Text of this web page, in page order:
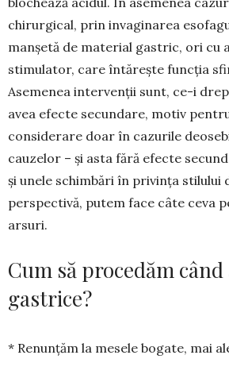
chirurgical, prin invagi­narea
manșetă de mate­rial gastric, ori
stimulator, care întărește func­ția
Ase­menea intervenții sunt, ce-i
avea efecte secundare, motiv
considerare doar în cazurile
cauzelor – și asta fără efecte
și unele schimbări în privința stilului
perspectivă, putem face câte ceva
arsuri.
Cum să procedăm
gastrice?
* Renunțăm la mesele bogate, mai